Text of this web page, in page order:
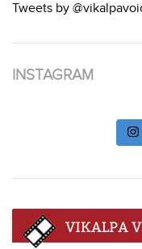
Tweets by
INSTAGRAM